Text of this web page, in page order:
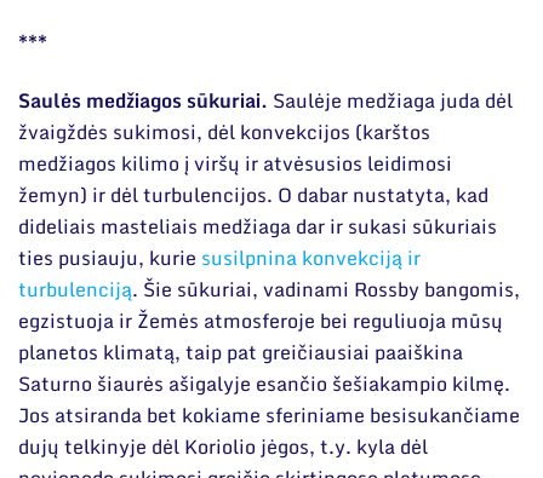
***
Saulės medžiagos sūkuriai. Saulėje medžiaga juda dėl
žvaigždės sukimosi, dėl konvekcijos (karštos
medžiagos kilimo į viršų ir atvėsusios leidimosi
žemyn) ir dėl turbulencijos. O dabar nustatyta, kad
dideliais masteliais medžiaga dar ir sukasi sūkuriais
ties pusiauju, kurie susilpnina konvekciją ir
turbulenciją. Šie sūkuriai, vadinami Rossby bangomis,
egzistuoja ir Žemės atmosferoje bei reguliuoja mūsų
planetos klimatą, taip pat greičiausiai paaiškina
Saturno šiaurės ašigalyje esančio šešiakampio kilmę.
Jos atsiranda bet kokiame sferiniame besisukančiame
dujų telkinyje dėl Koriolio jėgos, t.y. kyla dėl